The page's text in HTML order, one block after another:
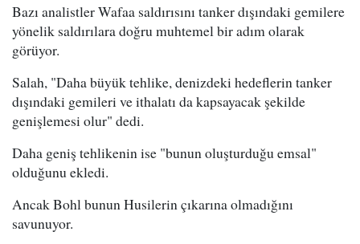
Bazı analistler Wafaa saldırısını tanker dışındaki gemilere
yönelik saldırılara doğru muhtemel bir adım olarak
görüyor.
Salah, "Daha büyük tehlike, denizdeki hedeflerin tanker
dışındaki gemileri ve ithalatı da kapsayacak şekilde
genişlemesi olur" dedi.
Daha geniş tehlikenin ise "bunun oluşturduğu emsal"
olduğunu ekledi.
Ancak Bohl bunun Husilerin çıkarına olmadığını
savunuyor.